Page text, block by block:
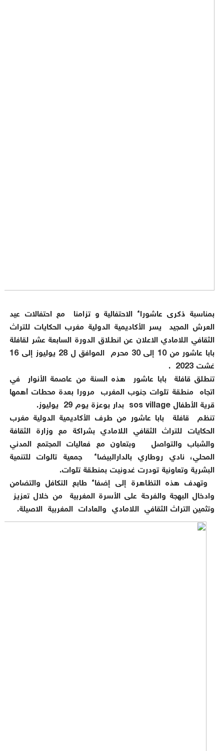
بمناسبة ذكرى عاشوراء الاحتفالية و تزامنا مع احتفالات عيد
العرش المجيد يسر الأكاديمية الدولية مغرب الحكايات للتراث
الثقافي اللامادي الاعلان عن انطلاق الدورة السابعة عشر لقافلة
بابا عاشور من 10 إلى 30 محرم الموافق ل 28 يوليوز إلى 16
غشت 2023 .
تنطلق قافلة بابا عاشور هذه السنة من عاصمة الأنوار في
اتجاه منطقة تلوات جنوب المغرب مرورا بعدة محطات أهمها
قرية الأطفال sos village بدار بوعزة يوم 29 يوليوز.
تنظم قافلة بابا عاشور من طرف الأكاديمية الدولية مغرب
الحكايات للتراث الثقافي اللامادي بشراكة مع وزارة الثقافة
والشباب والتواصل وبتعاون مع فعاليات المجتمع المدني
المحلي، نادي روطاري بالدارالبيضاء جمعية تالوات للتنمية
البشرية وتعاونية تودرت غدونيت بمنطقة تلوات.
وتهدف هذه التظاهرة إلى إضفاء طابع التكافل والتضامن
وادخال البهجة والفرحة على الأسرة المغربية من خلال تعزيز
وتثمين التراث الثقافي اللامادي والعادات المغربية الاصيلة.